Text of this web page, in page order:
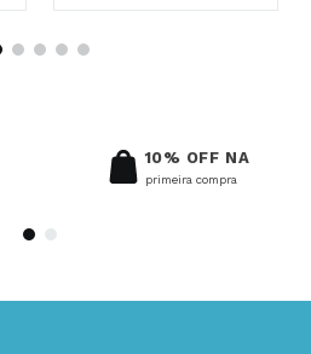
10% OFF NA
primeira compra